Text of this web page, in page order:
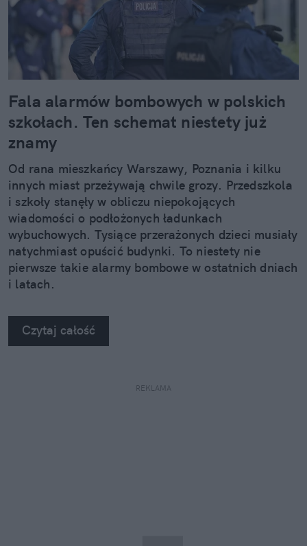
Fala alarmów bombowych w polskich
szkołach. Ten schemat niestety już
znamy
Od rana mieszkańcy Warszawy, Poznania i kilku
innych miast przeżywają chwile grozy. Przedszkola
i szkoły stanęły w obliczu niepokojących
wiadomości o podłożonych ładunkach
wybuchowych. Tysiące przerażonych dzieci musiały
natychmiast opuścić budynki. To niestety nie
pierwsze takie alarmy bombowe w ostatnich dniach
i latach.
Czytaj całość
REKLAMA